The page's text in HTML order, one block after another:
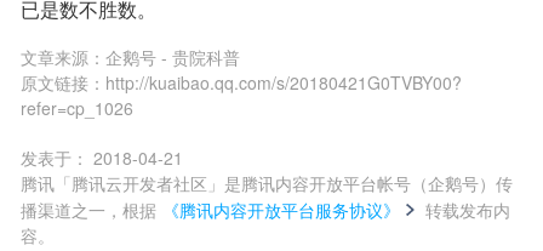
已是数不胜数。
文章来源： 企鹅号 - 贵院科普
原文链接： http://kuaibao.qq.com/s/20180421G0TVBY00?
refer=cp_1026
发表于： 2018-04-21
腾讯「腾讯云开发者社区」是腾讯内容开放平台帐号（企鹅号）传
播渠道之一，根据
《腾讯内容开放平台服务协议》
转载发布内
容。